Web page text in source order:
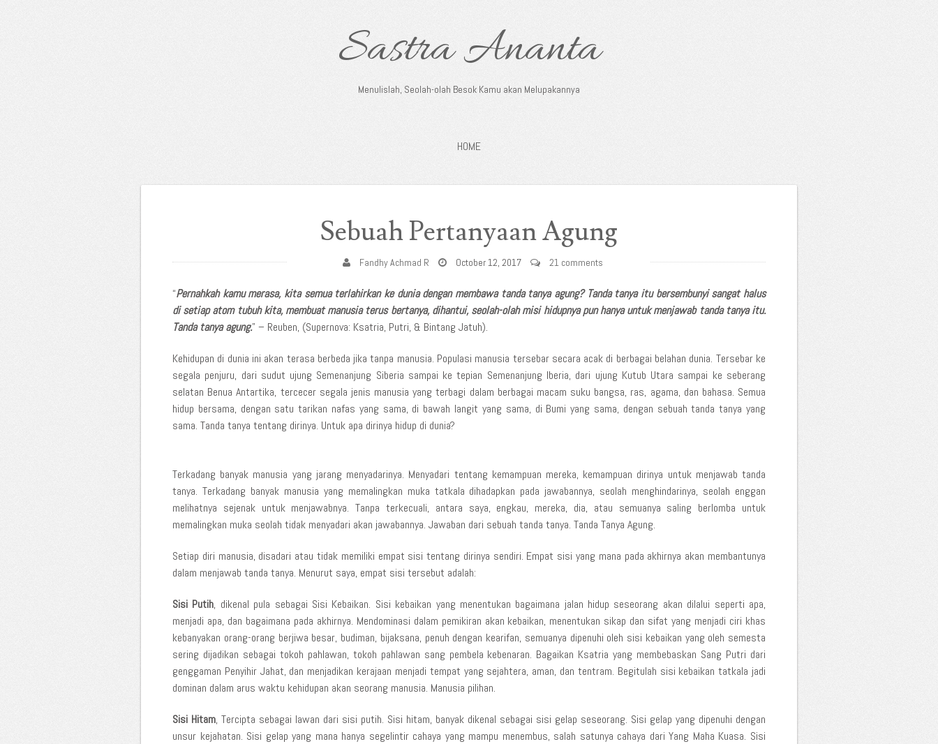
Sastra Ananta
Menulislah, Seolah-olah Besok Kamu akan Melupakannya
HOME
Sebuah Pertanyaan Agung
Fandhy Achmad R October 12, 2017 21 comments
“Pernahkah kamu merasa, kita semua terlahirkan ke dunia dengan membawa tanda tanya agung? Tanda tanya itu bersembunyi sangat halus
di setiap atom tubuh kita, membuat manusia terus bertanya, dihantui, seolah-olah misi hidupnya pun hanya untuk menjawab tanda tanya itu.
Tanda tanya agung.” – Reuben, (Supernova: Ksatria, Putri, & Bintang Jatuh).
Kehidupan di dunia ini akan terasa berbeda jika tanpa manusia. Populasi manusia tersebar secara acak di berbagai belahan dunia. Tersebar ke
segala penjuru, dari sudut ujung Semenanjung Siberia sampai ke tepian Semenanjung Iberia, dari ujung Kutub Utara sampai ke seberang
selatan Benua Antartika, tercecer segala jenis manusia yang terbagi dalam berbagai macam suku bangsa, ras, agama, dan bahasa. Semua
hidup bersama, dengan satu tarikan nafas yang sama, di bawah langit yang sama, di Bumi yang sama, dengan sebuah tanda tanya yang
sama. Tanda tanya tentang dirinya. Untuk apa dirinya hidup di dunia?
Terkadang banyak manusia yang jarang menyadarinya. Menyadari tentang kemampuan mereka, kemampuan dirinya untuk menjawab tanda
tanya. Terkadang banyak manusia yang memalingkan muka tatkala dihadapkan pada jawabannya, seolah menghindarinya, seolah enggan
melihatnya sejenak untuk menjawabnya. Tanpa terkecuali, antara saya, engkau, mereka, dia, atau semuanya saling berlomba untuk
memalingkan muka seolah tidak menyadari akan jawabannya. Jawaban dari sebuah tanda tanya. Tanda Tanya Agung.
Setiap diri manusia, disadari atau tidak memiliki empat sisi tentang dirinya sendiri. Empat sisi yang mana pada akhirnya akan membantunya
dalam menjawab tanda tanya. Menurut saya, empat sisi tersebut adalah:
Sisi Putih, dikenal pula sebagai Sisi Kebaikan. Sisi kebaikan yang menentukan bagaimana jalan hidup seseorang akan dilalui seperti apa,
menjadi apa, dan bagaimana pada akhirnya. Mendominasi dalam pemikiran akan kebaikan, menentukan sikap dan sifat yang menjadi ciri khas
kebanyakan orang-orang berjiwa besar, budiman, bijaksana, penuh dengan kearifan, semuanya dipenuhi oleh sisi kebaikan yang oleh semesta
sering dijadikan sebagai tokoh pahlawan, tokoh pahlawan sang pembela kebenaran. Bagaikan Ksatria yang membebaskan Sang Putri dari
genggaman Penyihir Jahat, dan menjadikan kerajaan menjadi tempat yang sejahtera, aman, dan tentram. Begitulah sisi kebaikan tatkala jadi
dominan dalam arus waktu kehidupan akan seorang manusia. Manusia pilihan.
Sisi Hitam, Tercipta sebagai lawan dari sisi putih. Sisi hitam, banyak dikenal sebagai sisi gelap seseorang. Sisi gelap yang dipenuhi dengan
unsur kejahatan. Sisi gelap yang mana hanya segelintir cahaya yang mampu menembus, salah satunya cahaya dari Yang Maha Kuasa. Sisi